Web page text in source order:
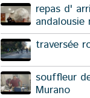
repas d'
andalousie
traversée
souffleur
Murano